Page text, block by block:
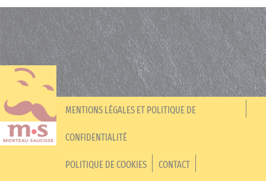
MENTIONS LÉGALES ET POLITIQUE DE
CONFIDENTIALITÉ
POLITIQUE DE COOKIES CONTACT